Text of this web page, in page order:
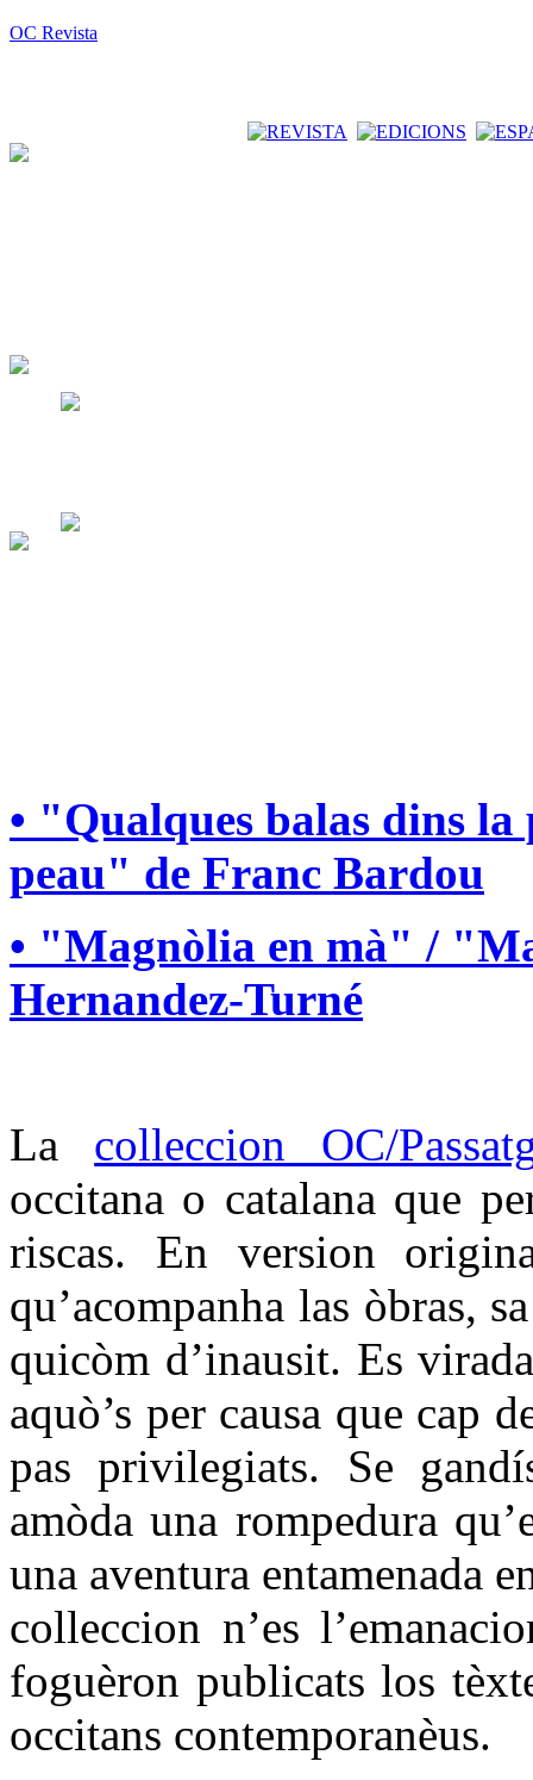
OC Revista
• "Qualques balas dins
peau" de Franc Bardou
• "Magnòlia en mà" /
Hernandez-Turné
La colleccion OC/
occitana o catalana que
riscas. En version
qu’acompanha las òbras,
quicòm d’inausit. Es
aquò’s per causa que cap
pas privilegiats. Se
amòda una rompedura
una aventura entamenada
colleccion n’es
foguèron publicats los
occitans contemporanèus.